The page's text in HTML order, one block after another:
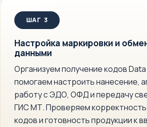
Настройка маркировки и
данными
Организуем получение кодов Data
помогаем настроить нанесение,
работу с ЭДО, ОФД и передачу
ГИС МТ. Проверяем корректность
кодов и готовность продукции к